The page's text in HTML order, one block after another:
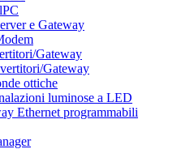
e Gateway
Gateway
Gateway
ottiche
luminose a LED
Ethernet programmabili